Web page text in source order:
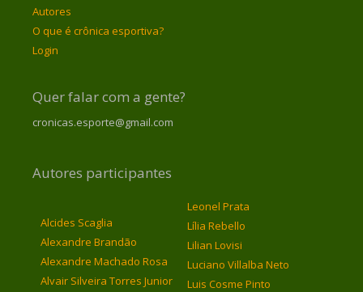
Autores
O que é crônica esportiva?
Login
Quer falar com a gente?
cronicas.esporte@gmail.com
Autores participantes
Alcides Scaglia
Alexandre Brandão
Alexandre Machado Rosa
Alvair Silveira Torres Junior
Leonel Prata
Lília Rebello
Lilian Lovisi
Luciano Villalba Neto
Luis Cosme Pinto